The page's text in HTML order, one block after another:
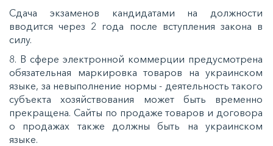
Сдача экзаменов кандидатами на должности
вводится через 2 года после вступления закона в
силу.
8. В сфере электронной коммерции предусмотрена
обязательная маркировка товаров на украинском
языке, за невыполнение нормы - деятельность такого
субъекта хозяйствования может быть временно
прекращена. Сайты по продаже товаров и договора
о продажах также должны быть на украинском
языке.